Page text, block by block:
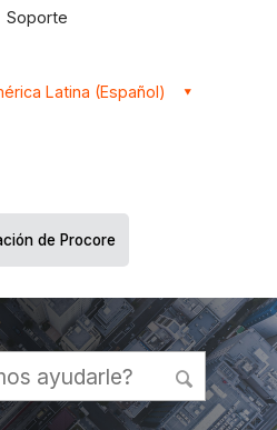
Soporte
Latina (Español)
de Procore